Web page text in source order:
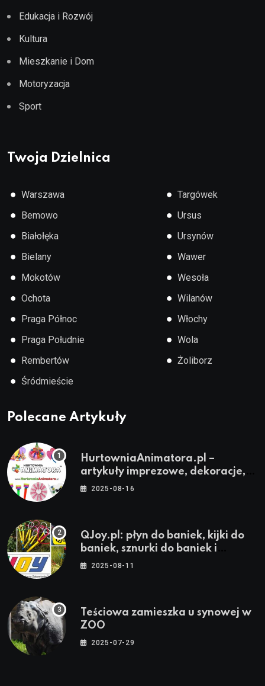
Edukacja i Rozwój
Kultura
Mieszkanie i Dom
Motoryzacja
Sport
Twoja Dzielnica
● Warszawa
● Bemowo
● Białołęka
● Bielany
● Mokotów
● Ochota
● Praga Północ
● Praga Południe
● Rembertów
● Śródmieście
● Targówek
● Ursus
● Ursynów
● Wawer
● Wesoła
● Wilanów
● Włochy
● Wola
● Żoliborz
Polecane Artykuły
HurtowniaAnimatora.pl –
artykuły imprezowe, dekoracje,
stroje i akcesoria dla animatorów
2025-08-16
QJoy.pl: płyn do baniek, kijki do
baniek, sznurki do baniek i
zestawy do baniek
2025-08-11
Teściowa zamieszka u synowej w
ZOO
2025-07-29